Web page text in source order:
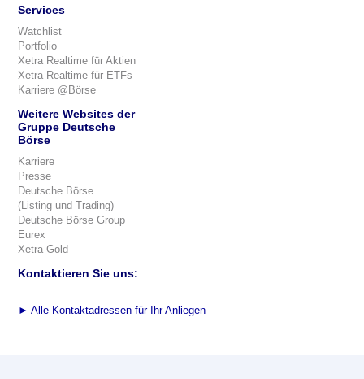
Services
Watchlist
Portfolio
Xetra Realtime für Aktien
Xetra Realtime für ETFs
Karriere @Börse
Weitere Websites der
Gruppe Deutsche
Börse
Karriere
Presse
Deutsche Börse
(Listing und Trading)
Deutsche Börse Group
Eurex
Xetra-Gold
Kontaktieren Sie uns:
► Alle Kontaktadressen für Ihr Anliegen